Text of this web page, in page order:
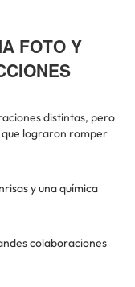
FOTO Y
distintas, pero
que lograron romper
y una química
colaboraciones